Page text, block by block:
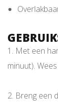
1. Met een
minuut).
2. Breng een